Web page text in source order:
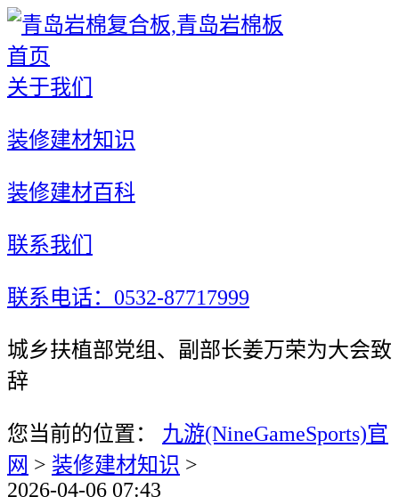
首页
关于我们
装修建材知识
装修建材百科
联系我们
联系电话：0532-87717999
城乡扶植部党组、副部长姜万荣为大会致
辞
您当前的位置： 九游(NineGameSports)官
网 > 装修建材知识 >
2026-04-06 07:43